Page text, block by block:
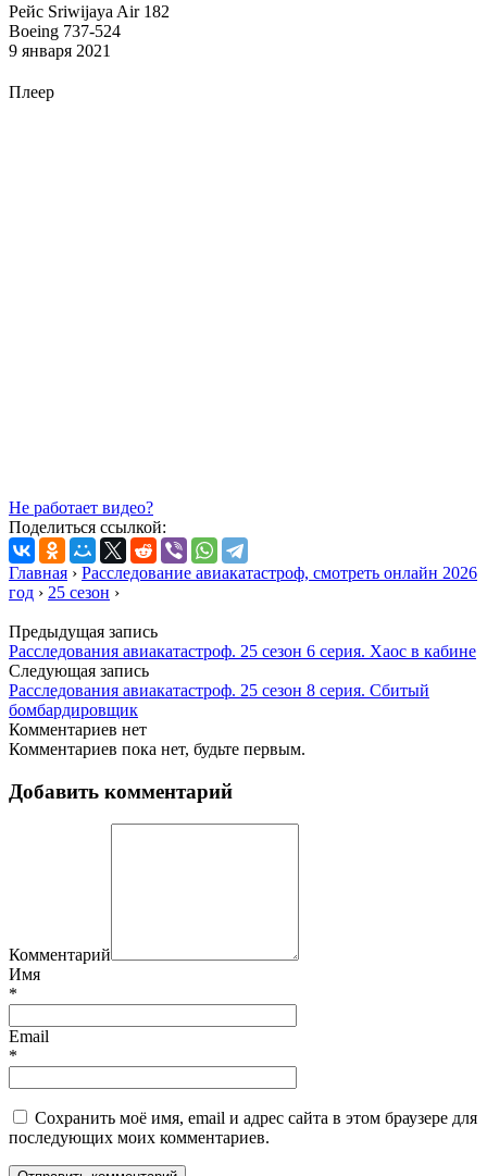
Рейс Sriwijaya Air 182
Boeing 737-524
9 января 2021
Плеер
Не работает видео?
Поделиться ссылкой:
Главная › Расследование авиакатастроф, смотреть онлайн 2026
год › 25 сезон ›
Предыдущая запись
Расследования авиакатастроф. 25 сезон 6 серия. Хаос в кабине
Следующая запись
Расследования авиакатастроф. 25 сезон 8 серия. Сбитый
бомбардировщик
Комментариев нет
Комментариев пока нет, будьте первым.
Добавить комментарий
Комментарий
Имя
*
Email
*
Сохранить моё имя, email и адрес сайта в этом браузере для
последующих моих комментариев.